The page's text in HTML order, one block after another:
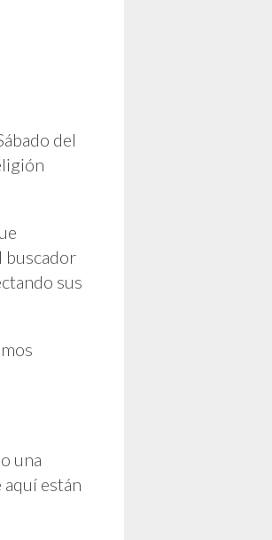
del
buscador
sus
una
están